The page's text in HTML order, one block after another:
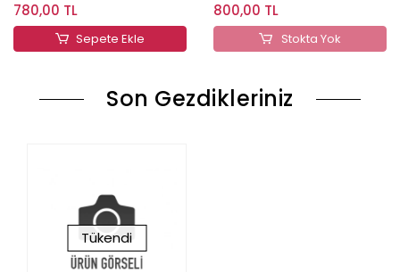
780,00 TL
Sepete Ekle
800,00 TL
Stokta Yok
Son Gezdikleriniz
Tükendi